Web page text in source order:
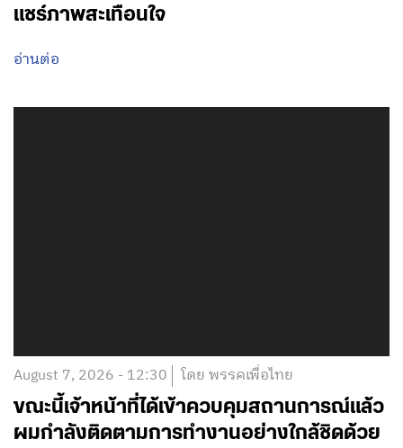
แชร์ภาพสะเทือนใจ
อ่านต่อ
August 7, 2026 - 12:30 โดย พรรคเพื่อไทย
ขณะนี้เจ้าหน้าที่ได้เข้าควบคุมสถานการณ์แล้ว
ผมกำลังติดตามการทำงานอย่างใกล้ชิดด้วย